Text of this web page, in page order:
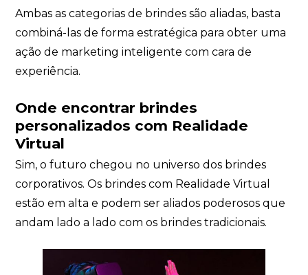
Ambas as categorias de brindes são aliadas, basta
combiná-las de forma estratégica para obter uma
ação de marketing inteligente com cara de
experiência.
Onde encontrar brindes
personalizados com Realidade
Virtual
Sim, o futuro chegou no universo dos brindes
corporativos. Os brindes com Realidade Virtual
estão em alta e podem ser aliados poderosos que
andam lado a lado com os brindes tradicionais.